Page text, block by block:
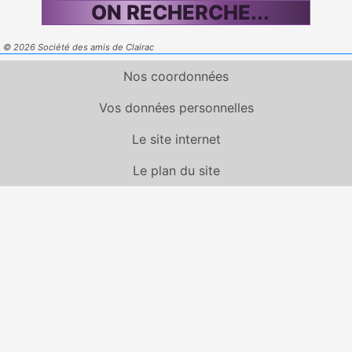
ON RECHERCHE...
© 2026 Société des amis de Clairac
Nos coordonnées
Vos données personnelles
Le site internet
Le plan du site